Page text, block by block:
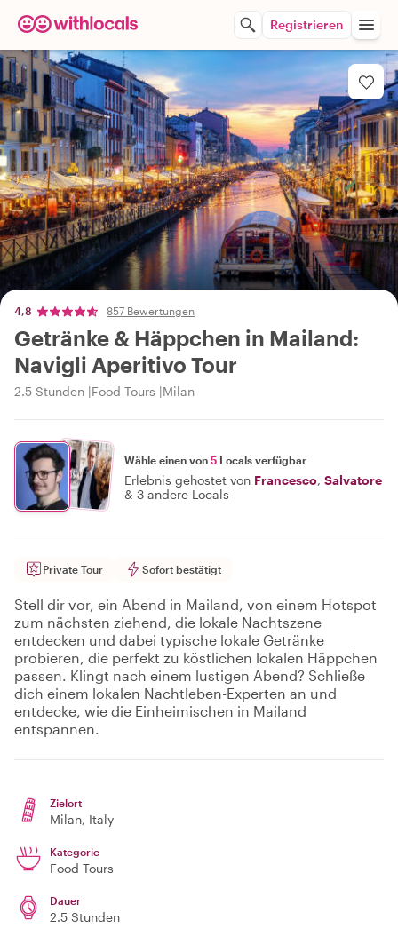
Registrieren
4,8 857 Bewertungen
Getränke & Häppchen in Mailand:
Navigli Aperitivo Tour
2.5 Stunden Food Tours Milan
Wähle einen von 5 Locals verfügbar
Erlebnis gehostet von Francesco, Salvatore
& 3 andere Locals
Private Tour Sofort bestätigt
Stell dir vor, ein Abend in Mailand, von einem Hotspot
zum nächsten ziehend, die lokale Nachtszene
entdecken und dabei typische lokale Getränke
probieren, die perfekt zu köstlichen lokalen Häppchen
passen. Klingt nach einem lustigen Abend? Schließe
dich einem lokalen Nachtleben-Experten an und
entdecke, wie die Einheimischen in Mailand
entspannen.
Zielort
Milan, Italy
Kategorie
Food Tours
Dauer
2.5 Stunden